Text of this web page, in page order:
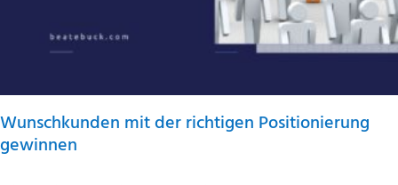
Wunschkunden mit der richtigen Positionierung
gewinnen